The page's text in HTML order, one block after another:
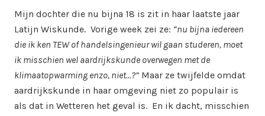
Mijn dochter die nu bijna 18 is zit in haar laatste jaar
Latijn Wiskunde. Vorige week zei ze: “nu bijna iedereen
die ik ken TEW of handelsingenieur wil gaan studeren, moet
ik misschien wel aardrijkskunde overwegen met de
klimaatopwarming enzo, niet…?” Maar ze twijfelde omdat
aardrijkskunde in haar omgeving niet zo populair is
als dat in Wetteren het geval is. En ik dacht, misschien